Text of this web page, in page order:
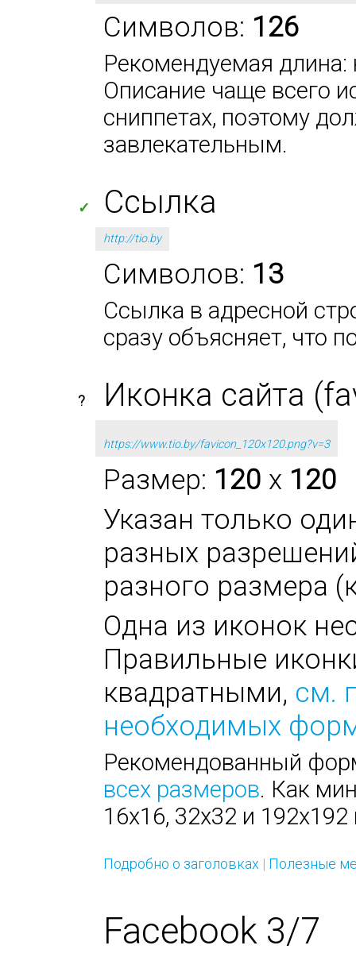
Символов: 126
Рекомендуемая длина:
Описание чаще всего
сниппетах, поэтому
завлекательным.
✓ Ссылка
http://tio.by
Символов: 13
Ссылка в адресной
сразу объясняет, что
? Иконка сайта
https://www.tio.by/favicon_120x120.png?v=3
Размер: 120 x 120
Указан только
разных
разного размера
Одна из иконок
Правильные
квадратными, см.
необходимых
Рекомендованный
всех размеров. Как
16х16, 32х32 и
Подробно о заголовках | Полезные
Facebook 3/7